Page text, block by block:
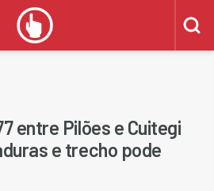
entre Pilões e Cuitegi
e trecho pode